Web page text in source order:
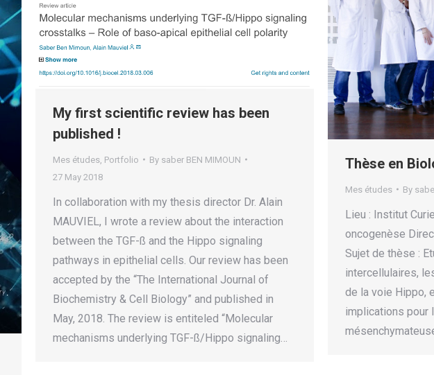
My first scientific review has been
published !
Mes études Portfolio By saber BEN MIMOUN
27 May 2018
In collaboration with my thesis director Dr. Alain
MAUVIEL, I wrote a review about the interaction
between the TGF-ß and the Hippo signaling
pathways in epithelial cells. Our review has been
accepted by the “The International Journal of
Biochemistry & Cell Biology” and published in
May, 2018. The review is entiteled “Molecular
mechanisms underlying TGF-ß/Hippo signaling…
Thèse en
Mes études By
Lieu : Institut
oncogenèse
Sujet de thèse :
intercellulaires,
de la voie Hippo,
implications pour